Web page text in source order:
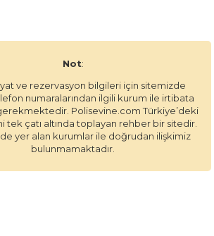
Not:
ve rezervasyon bilgileri için sitemizde
numaralarından ilgili kurum ile irtibata
Polisevine.com Türkiye’deki
tek çatı altında toplayan rehber bir sitedir.
yer alan kurumlar ile doğrudan ilişkimiz
bulunmamaktadır.